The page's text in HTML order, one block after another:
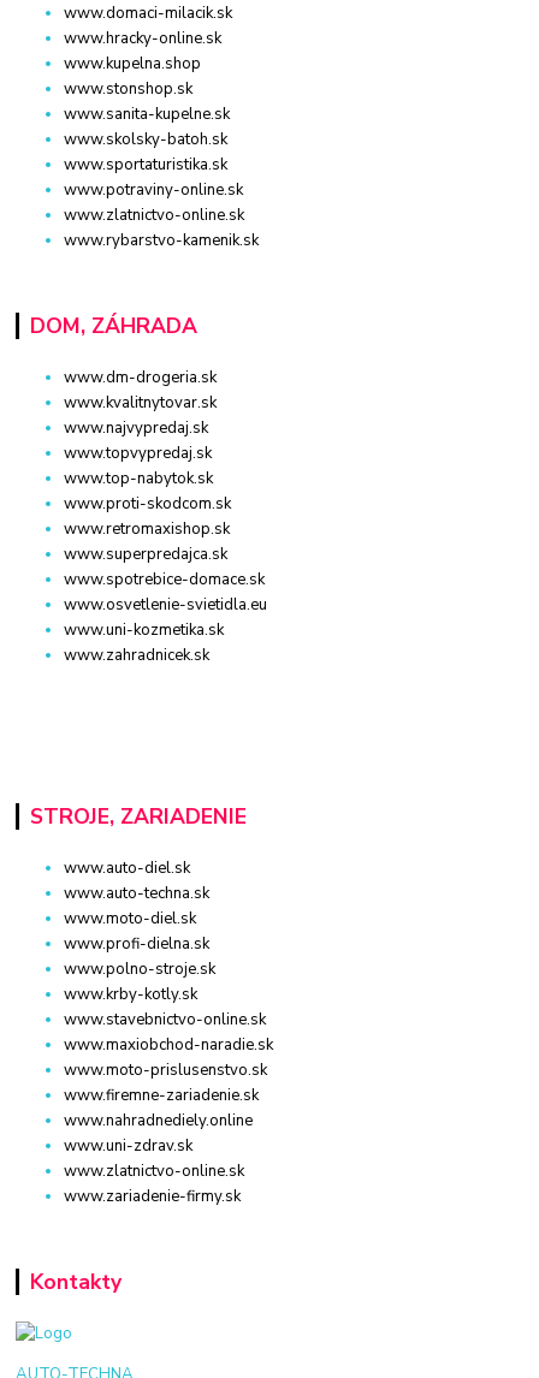
www.domaci-milacik.sk
www.hracky-online.sk
www.kupelna.shop
www.stonshop.sk
www.sanita-kupelne.sk
www.skolsky-batoh.sk
www.sportaturistika.sk
www.potraviny-online.sk
www.zlatnictvo-online.sk
www.rybarstvo-kamenik.sk
DOM, ZÁHRADA
www.dm-drogeria.sk
www.kvalitnytovar.sk
www.najvypredaj.sk
www.topvypredaj.sk
www.top-nabytok.sk
www.proti-skodcom.sk
www.retromaxishop.sk
www.superpredajca.sk
www.spotrebice-domace.sk
www.osvetlenie-svietidla.eu
www.uni-kozmetika.sk
www.zahradnicek.sk
STROJE, ZARIADENIE
www.auto-diel.sk
www.auto-techna.sk
www.moto-diel.sk
www.profi-dielna.sk
www.polno-stroje.sk
www.krby-kotly.sk
www.stavebnictvo-online.sk
www.maxiobchod-naradie.sk
www.moto-prislusenstvo.sk
www.firemne-zariadenie.sk
www.nahradnediely.online
www.uni-zdrav.sk
www.zlatnictvo-online.sk
www.zariadenie-firmy.sk
Kontakty